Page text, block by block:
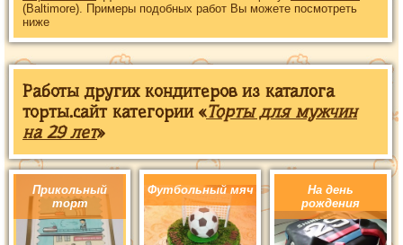
(Baltimore). Примеры подобных работ Вы можете посмотреть
ниже
Работы других кондитеров из каталога
торты.сайт категории «Торты для мужчин
на 29 лет»
Прикольный
торт
Футбольный мяч
На день
рождения